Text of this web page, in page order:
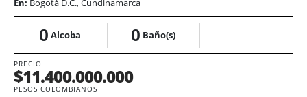
En: Bogotá D.C., Cundinamarca
0 Alcoba 0 Baño(s)
PRECIO
$11.400.000.000
PESOS COLOMBIANOS